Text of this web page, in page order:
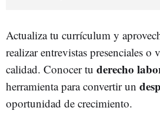
Actualiza tu currículum y
realizar entrevistas presenciales o
calidad. Conocer tu derecho
herramienta para convertir un
oportunidad de crecimiento.